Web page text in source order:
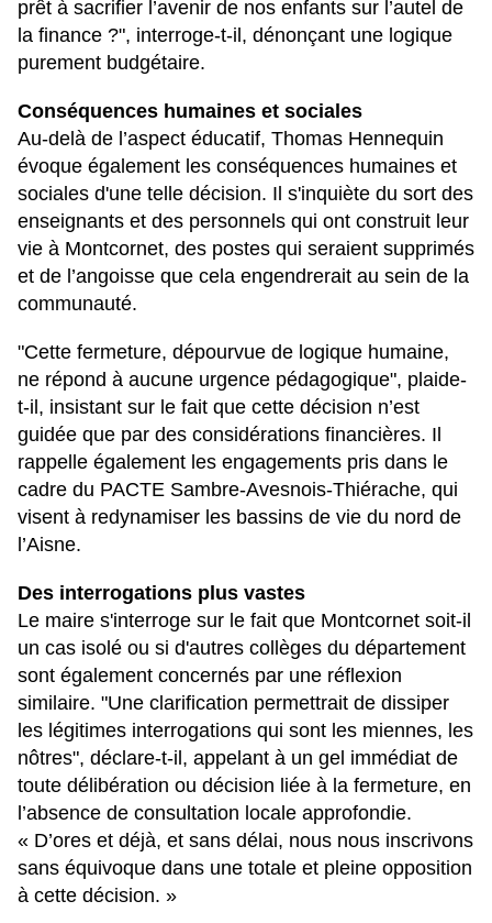
prêt à sacrifier l’avenir de nos enfants sur l’autel de
la finance ?", interroge-t-il, dénonçant une logique
purement budgétaire.
Conséquences humaines et sociales
Au-delà de l’aspect éducatif, Thomas Hennequin
évoque également les conséquences humaines et
sociales d'une telle décision. Il s'inquiète du sort des
enseignants et des personnels qui ont construit leur
vie à Montcornet, des postes qui seraient supprimés
et de l’angoisse que cela engendrerait au sein de la
communauté.
"Cette fermeture, dépourvue de logique humaine,
ne répond à aucune urgence pédagogique", plaide-
t-il, insistant sur le fait que cette décision n’est
guidée que par des considérations financières. Il
rappelle également les engagements pris dans le
cadre du PACTE Sambre-Avesnois-Thiérache, qui
visent à redynamiser les bassins de vie du nord de
l’Aisne.
Des interrogations plus vastes
Le maire s'interroge sur le fait que Montcornet soit-il
un cas isolé ou si d'autres collèges du département
sont également concernés par une réflexion
similaire. "Une clarification permettrait de dissiper
les légitimes interrogations qui sont les miennes, les
nôtres", déclare-t-il, appelant à un gel immédiat de
toute délibération ou décision liée à la fermeture, en
l’absence de consultation locale approfondie.
« D’ores et déjà, et sans délai, nous nous inscrivons
sans équivoque dans une totale et pleine opposition
à cette décision. »